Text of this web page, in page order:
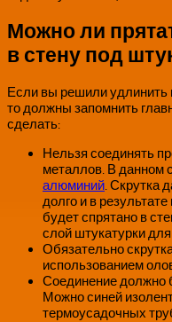
Можно ли
в стену под
Если вы решили удлинить
то должны запомнить
сделать:
Нельзя соединять
металлов. В данном
алюминий. Скрутка
долго и в
будет спрятано в
слой штукатурки
Обязательно
использованием
Соединение должно
Можно синей
термоусадочных